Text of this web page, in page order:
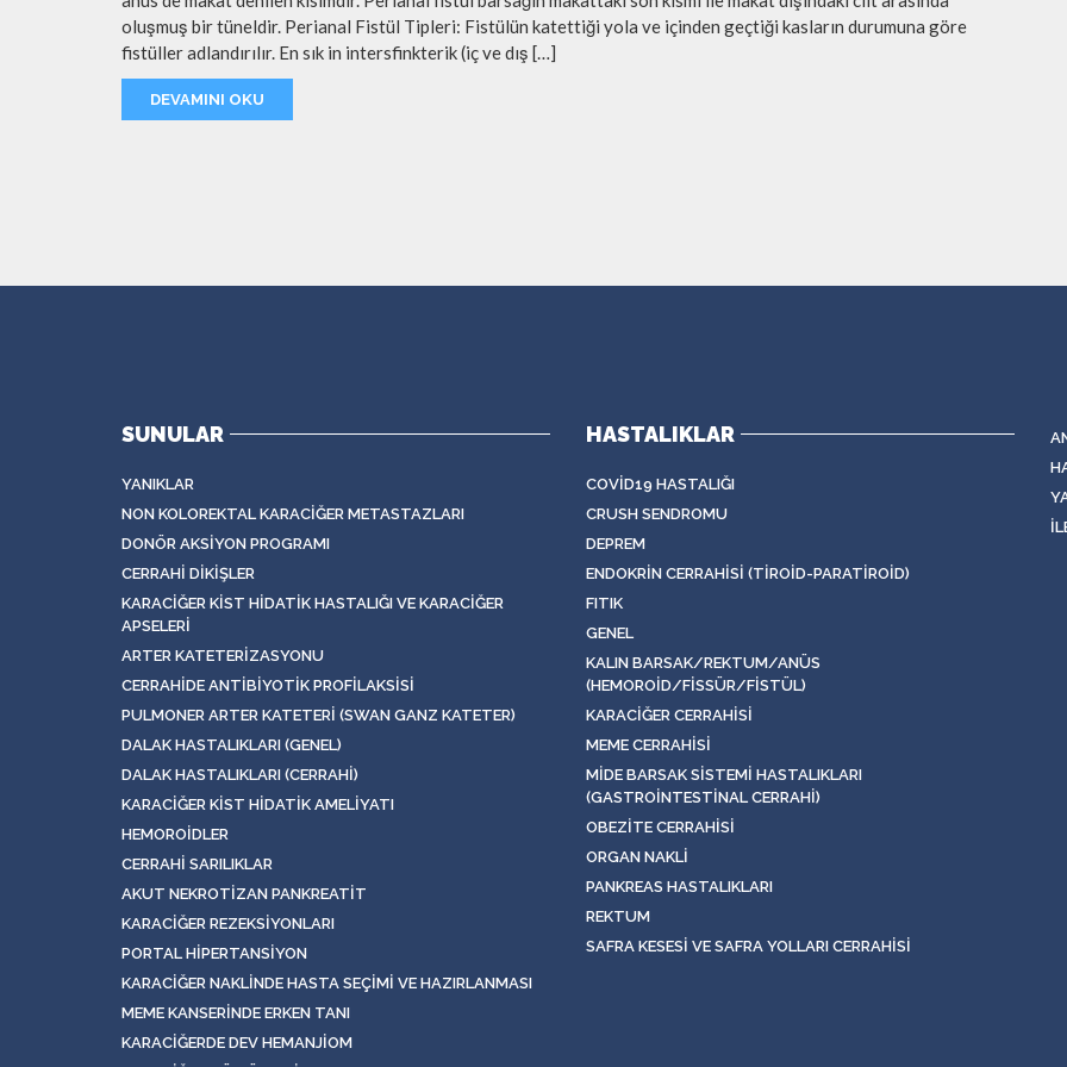
oluşmuş bir tüneldir. Perianal Fistül Tipleri: Fistülün katettiği yola ve içinden geçtiği kasların durumuna göre
fistüller adlandırılır. En sık in intersfinkterik (iç ve dış […]
DEVAMINI OKU
SUNULAR
YANIKLAR
NON KOLOREKTAL KARACIĞER METASTAZLARI
DONÖR AKSIYON PROGRAMI
CERRAHI DIKIŞLER
KARACIĞER KIST HIDATIK HASTALIĞI VE KARACIĞER
APSELERI
ARTER KATETERIZASYONU
CERRAHIDE ANTIBIYOTIK PROFILAKSISI
PULMONER ARTER KATETERI (SWAN GANZ KATETER)
DALAK HASTALIKLARI (GENEL)
DALAK HASTALIKLARI (CERRAHI)
KARACIĞER KIST HIDATIK AMELIYATI
HEMOROIDLER
CERRAHI SARILIKLAR
AKUT NEKROTIZAN PANKREATIT
KARACIĞER REZEKSIYONLARI
PORTAL HIPERTANSIYON
KARACIĞER NAKLINDE HASTA SEÇIMI VE HAZIRLANMASI
MEME KANSERINDE ERKEN TANI
KARACIĞERDE DEV HEMANJIOM
HASTALIKLAR
COVID19 HASTALIĞI
CRUSH SENDROMU
DEPREM
ENDOKRIN CERRAHISI (TIROID-PARATIROID)
FITIK
GENEL
KALIN BARSAK/REKTUM/ANÜS
(HEMOROID/FISSÜR/FISTÜL)
KARACIĞER CERRAHISI
MEME CERRAHISI
MIDE BARSAK SISTEMI HASTALIKLARI
(GASTROINTESTINAL CERRAHI)
OBEZITE CERRAHISI
ORGAN NAKLI
PANKREAS HASTALIKLARI
REKTUM
SAFRA KESESI VE SAFRA YOLLARI CERRAHISI